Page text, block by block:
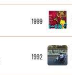
1999
1992